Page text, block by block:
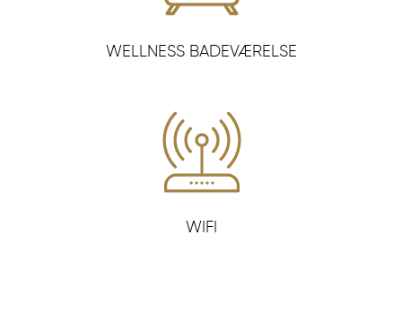
WELLNESS BADEVÆRELSE
WIFI